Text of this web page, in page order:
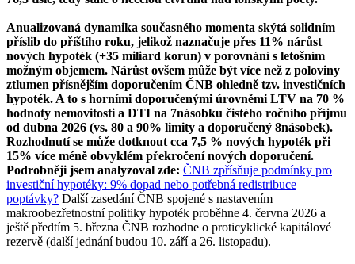
Anualizovaná dynamika současného momenta skýtá solidním
příslib do příštího roku, jelikož naznačuje přes 11% nárůst
nových hypoték (+35 miliard korun) v porovnání s letošním
možným objemem. Nárůst ovšem může být více než z poloviny
ztlumen přísnějším doporučením ČNB ohledně tzv. investičních
hypoték. A to s horními doporučenými úrovněmi LTV na 70 %
hodnoty nemovitosti a DTI na 7násobku čistého ročního příjmu
od dubna 2026 (vs. 80 a 90% limity a doporučený 8násobek).
Rozhodnutí se může dotknout cca 7,5 % nových hypoték při
15% více méně obvyklém překročení nových doporučení.
Podrobněji jsem analyzoval zde: ČNB zpřísňuje podmínky pro
investiční hypotéky: 9% dopad nebo potřebná redistribuce
poptávky? Další zasedání ČNB spojené s nastavením
makroobezřetnostní politiky hypoték proběhne 4. června 2026 a
ještě předtím 5. března ČNB rozhodne o proticyklické kapitálové
rezervě (další jednání budou 10. září a 26. listopadu).